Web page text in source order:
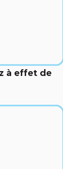
à effet de